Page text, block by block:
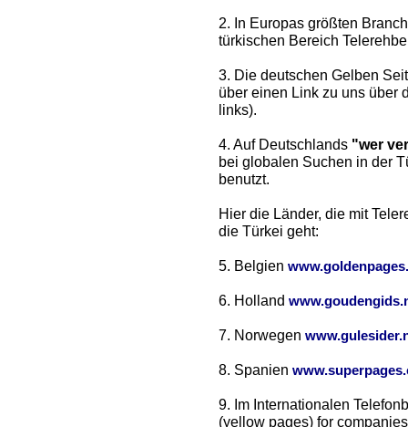
2. In Europas größten
türkischen Bereich
3. Die deutschen Gelben
über einen Link zu uns über
links).
4. Auf Deutschlands "wer
bei globalen Suchen in der
benutzt.
Hier die Länder, die mit
die Türkei geht:
5. Belgien
6. Holland
7. Norwegen
8. Spanien
9. Im Internationalen
(yellow pages) for